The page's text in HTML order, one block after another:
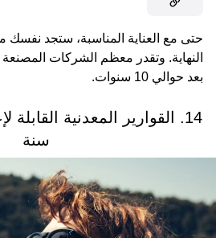
حتى مع العناية المناسبة، ستجد نفسك
النهاية. وتقدر معظم الشركات المصنعة
بعد حوالي 10 سنوات.
سنة